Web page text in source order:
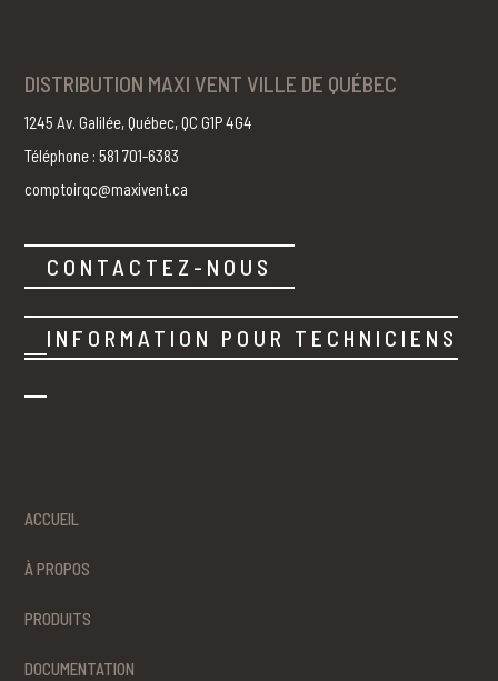
DISTRIBUTION MAXI VENT VILLE DE QUÉBEC
1245 Av. Galilée, Québec, QC G1P 4G4
Téléphone : 581 701-6383
comptoirqc@maxivent.ca
CONTACTEZ-NOUS
INFORMATION POUR TECHNICIENS
ACCUEIL
À PROPOS
PRODUITS
DOCUMENTATION